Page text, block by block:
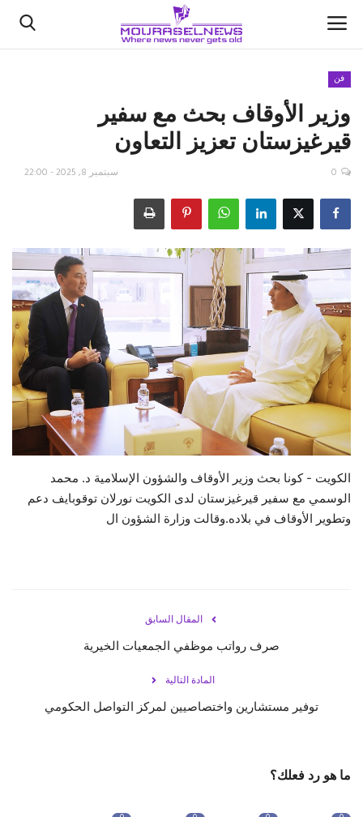
الأخبار
كتّابنا
اقتصاد
علوم وتكنولوجيا
رياضة
فيديو
حياة
فن
وزير الأوقاف بحث مع سفير
قيرغيزستان تعزيز التعاون
سبتمبر 8, 2025 - 22:00 0
الكويت - كونا بحث وزير الأوقاف والشؤون الإسلامية د. محمد
الوسمي مع سفير قيرغيزستان لدى الكويت نورلان توقوبايف دعم
وتطوير الأوقاف في بلاده.وقالت وزارة الشؤون ال
المقال السابق
صرف رواتب موظفي الجمعيات الخيرية
المادة التالية
توفير مستشارين واختصاصيين لمركز التواصل الحكومي
ما هو رد فعلك؟